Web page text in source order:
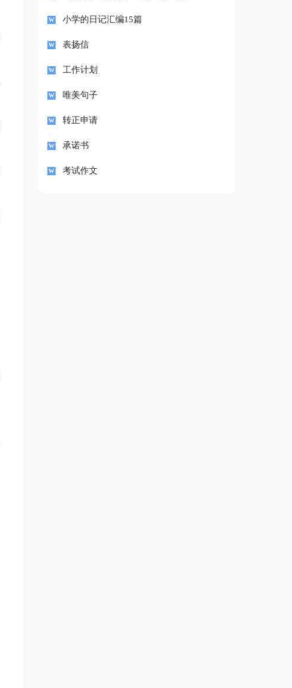
小学的日记汇编15篇
表扬信
工作计划
唯美句子
转正申请
承诺书
考试作文